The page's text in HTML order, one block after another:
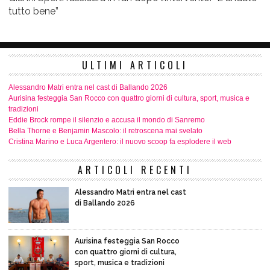
tutto bene”
ULTIMI ARTICOLI
Alessandro Matri entra nel cast di Ballando 2026
Aurisina festeggia San Rocco con quattro giorni di cultura, sport, musica e
tradizioni
Eddie Brock rompe il silenzio e accusa il mondo di Sanremo
Bella Thorne e Benjamin Mascolo: il retroscena mai svelato
Cristina Marino e Luca Argentero: il nuovo scoop fa esplodere il web
ARTICOLI RECENTI
Alessandro Matri entra nel cast
di Ballando 2026
Aurisina festeggia San Rocco
con quattro giorni di cultura,
sport, musica e tradizioni